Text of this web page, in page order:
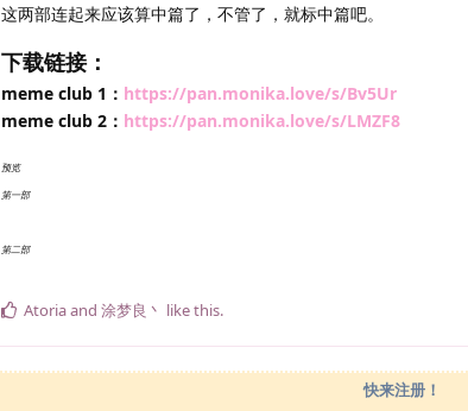
这两部连起来应该算中篇了，不管了，就标中篇吧。
下载链接：
meme club 1： https://pan.monika.love/s/Bv5Ur
meme club 2： https://pan.monika.love/s/LMZF8
预览
第一部
第二部
Atoriaand 涂梦良丶 like this.
快来注册！